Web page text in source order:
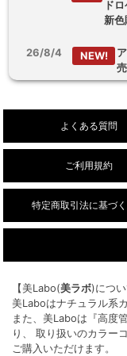
ド
新色
26/8/4 NEW!
よくある質問
ご利用規約
特定商取引法に基づ
【美Labo(美ラボ)につい
美Laboはナチュラル系
また、美Laboは『高度
り、 取り扱いのカラー
ご購入いただけます。